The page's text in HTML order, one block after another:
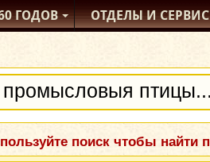
ГОДОВ ОТДЕЛЫИ СЕРВИС
поиск чтобы найти